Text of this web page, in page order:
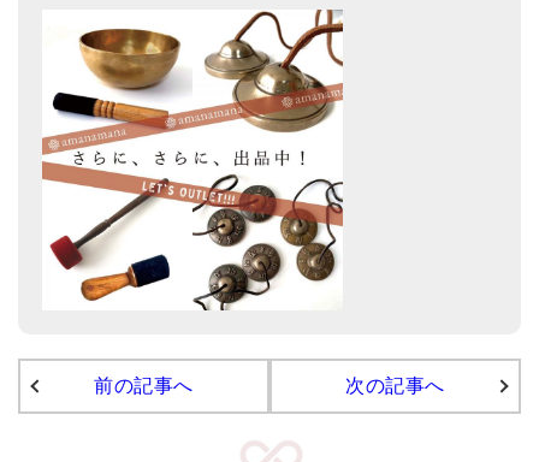
初級講座
倍音呼吸法レッスン
中級講座
上級講座
ビギナー講師・養成講座
アマナマナとは
メールお便り登録
LINEお友だち登録
前の記事へ 次の記事へ